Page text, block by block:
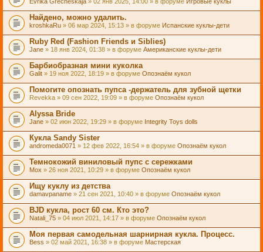
Найдено, можно удалить.
kroshkaRu » 06 мар 2024, 15:13 » в форуме Испанские куклы-дети
Ruby Red (Fashion Friends и Siblies)
Jane » 18 янв 2024, 01:38 » в форуме Американские куклы-дети
Барбиобразная мини куколка
Galit » 19 ноя 2022, 18:19 » в форуме Опознаём кукол
Помогите опознать пупса -держатель для зубной щетки
Revekka » 09 сен 2022, 19:09 » в форуме Опознаём кукол
Alyssa Bride
Jane » 02 июн 2022, 19:29 » в форуме Integrity Toys dolls
Кукла Sandy Sister
andromeda0071 » 12 фев 2022, 16:54 » в форуме Опознаём кукол
Темнокожий виниловый пупс с сережками
Mox » 26 ноя 2021, 10:29 » в форуме Опознаём кукол
Ищу куклу из детства
damavpaname » 21 сен 2021, 10:40 » в форуме Опознаём кукол
BJD кукла, рост 60 см. Кто это?
Natali_75 » 04 июл 2021, 14:17 » в форуме Опознаём кукол
Моя первая самодельная шарнирная кукла. Процесс.
Bess » 02 май 2021, 16:38 » в форуме Мастерская